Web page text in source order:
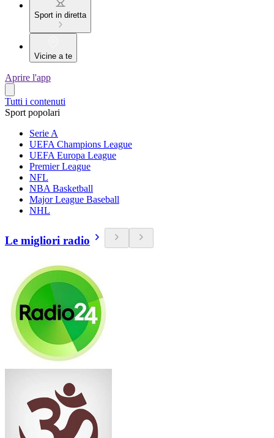
Sport in diretta
Vicine a te
Aprire l'app
Tutti i contenuti
Sport popolari
Serie A
UEFA Champions League
UEFA Europa League
Premier League
NFL
NBA Basketball
Major League Baseball
NHL
Le migliori radio